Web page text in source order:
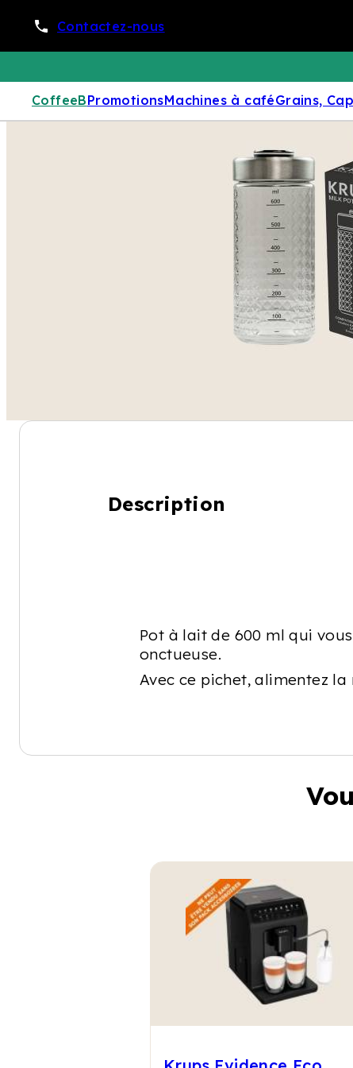
Contactez-nous
CoffeeBPromotionsMachines à caféGrains,
Description
Pot à lait de 600 ml qui
onctueuse.
Avec ce pichet, alimentez